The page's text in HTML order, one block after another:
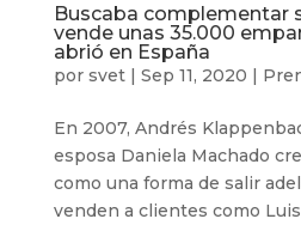
Buscaba complementar
vende unas 35.000
abrió en España
por svet| Sep 11, 2020 |
En 2007, Andrés
esposa Daniela Machado
como una forma de salir
venden a clientes como